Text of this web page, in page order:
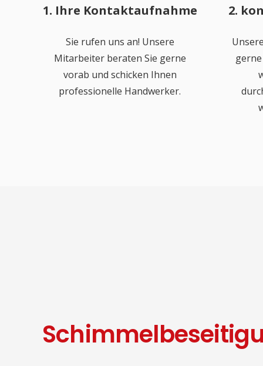
1. Ihre Kontaktaufnahme
Sie rufen uns an! Unsere
Mitarbeiter beraten Sie gerne
vorab und schicken Ihnen
professionelle Handwerker.
2.